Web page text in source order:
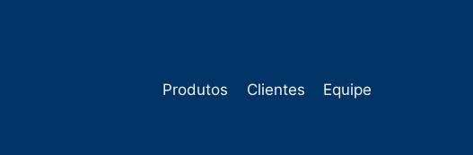
Produtos Clientes Equipe